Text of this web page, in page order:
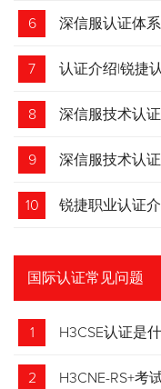
6 深信服认证体
7 认证介绍|锐捷
专家级网络工程师
8 深信服技术认
9 深信服技术认
10 锐捷职业认证
国际认证常见问题
1 H3CSE认证是
2 H3CNE-RS+考